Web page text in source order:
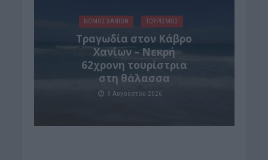
ΝΟΜΌΣ ΧΑΝΊΩΝ ΤΟΥΡΙΣΜΟΣ
Τραγωδία στον Κάβρο
Χανίων – Νεκρή
62χρονη τουρίστρια
στη θάλασσα
9 Αυγούστου 2026